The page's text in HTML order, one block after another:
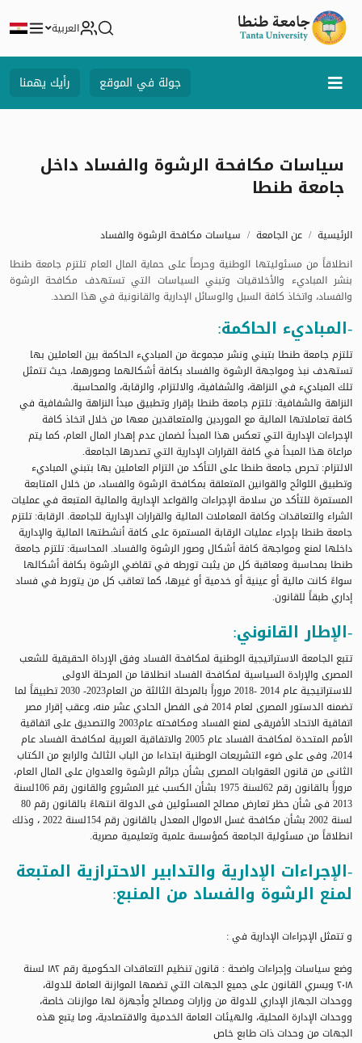
العربية
جولة في الموقع رأيك يهمنا
سياسات مكافحة الرشوة والفساد داخل
جامعة طنطا
الرئيسية عن الجامعة
سياسات مكافحة الرشوة والفساد
انطلاقاً من مسئوليتها الوطنية وحرصاً على حماية المال العام تلتزم جامعة طنطا
بنشر المباديء والأخلاقيات وتبني السياسات التي تستهدف مكافحة الرشوة
والفساد، واتخاذ كافة السبل والوسائل الإدارية والقانونية في هذا الصدد.
-المباديء الحاكمة:
تلتزم جامعة طنطا بتبني ونشر مجموعة من المباديء الحاكمة بين العاملين بها
تستهدف نبذ ومواجهة الرشوة والفساد بكافة أشكالهما وصورهما، حيث تتمثل
تلك المباديء في النزاهة، والشفافية، والالتزام، والرقابة، والمحاسبة.
النزاهة والشفافية: تلتزم جامعة طنطا بإقرار وتطبيق مبدأ النزاهة والشفافية في
كافة تعاملاتها المالية مع الموردين والمتعاقدين معها من خلال اتخاذ كافة
الإجراءات الإدارية التي تعكس هذا المبدأ لضمان عدم إهدار المال العام، كما يتم
مراعاة هذا المبدأ في كافة القرارات الإدارية التي تصدرها الجامعة.
الالتزام: تحرص جامعة طنطا على التأكد من التزام العاملين بها بتبني المباديء
وتطبيق اللوائح والقوانين المتعلقة بمكافحة الرشوة والفساد، من خلال المتابعة
المستمرة للتأكد من سلامة الإجراءات والقواعد الإدارية والمالية المتبعة في عمليات
الشراء والتعاقدات وكافة المعاملات المالية والقرارات الإدارية للجامعة. الرقابة: تلتزم
جامعة طنطا بإجراء عمليات الرقابة المستمرة على كافة أنشطتها المالية والإدارية
داخلها لمنع ومواجهة كافة أشكال وصور الرشوة والفساد. المحاسبة: تلتزم جامعة
طنطا بمحاسبة ومعاقبة كل من يثبت تورطه في تقاضي الرشوة بكافة أشكالها
سواءً كانت مالية أو عينية أو خدمية أو غيرها، كما تعاقب كل من يتورط في فساد
إداري طبقاً للقانون.
-الإطار القانوني:
تتبع الجامعة الاستراتيجية الوطنية لمكافحة الفساد وفق الإرداة الحقيقية للشعب
المصرى والإرادة السياسية لمكافحة الفساد انطلاقا من المرحلة الاولى
للاستراتيجية عام 2014 -2018 مروراً بالمرحلة الثالثة من العام2023- 2030 تطبيقاً لما
تضمنه الدستور المصرى لعام 2014 فى الفصل الحادي عشر منه، وعقب إقرار مصر
اتفاقية الاتحاد الأفريقى لمنع الفساد ومكافحته عام2003 والتصديق على اتفاقية
الأمم المتحدة لمكافحة الفساد عام 2005 والاتفاقية العربية لمكافحة الفساد عام
2014، وفى على ضوء التشريعات الوطنية ابتداءا من الباب الثالث والرابع من الكتاب
الثانى من قانون العقوابات المصرى بشأن جرائم الرشوة والعدوان على المال العام،
مروراً بالقانون رقم 62لسنة 1975 بشأن الكسب غير المشروع والقانون رقم 106لسنة
2013 فى شأن حظر تعارض مصالح المسئولين فى الدولة انتهاءً بالقانون رقم 80
لسنة 2002 بشأن مكافحة غسل الاموال المعدل بالقانون رقم 154لسنة 2022 ، وذلك
انطلاقاً من مسئولية الجامعة كمؤسسة علمية وتعليمية مصرية.
-الإجراءات الإدارية والتدابير الاحترازية المتبعة
لمنع الرشوة والفساد من المنبع:
و تتمثل الإجراءات الإدارية في :
وضع سياسات وإجراءات واضحة : قانون تنظيم التعاقدات الحكومية رقم ١٨٢ لسنة
۲۰۱۸ ويسري القانون على جميع الجهات التي تضمها الموازنة العامة للدولة،
ووحدات الجهاز الإداري للدولة من وزارات ومصالح وأجهزة لها موازنات خاصة،
ووحدات الإدارة المحلية، والهيئات العامة الخدمية والاقتصادية، وما يتبع هذه
الجهات من وحدات ذات طابع خاص